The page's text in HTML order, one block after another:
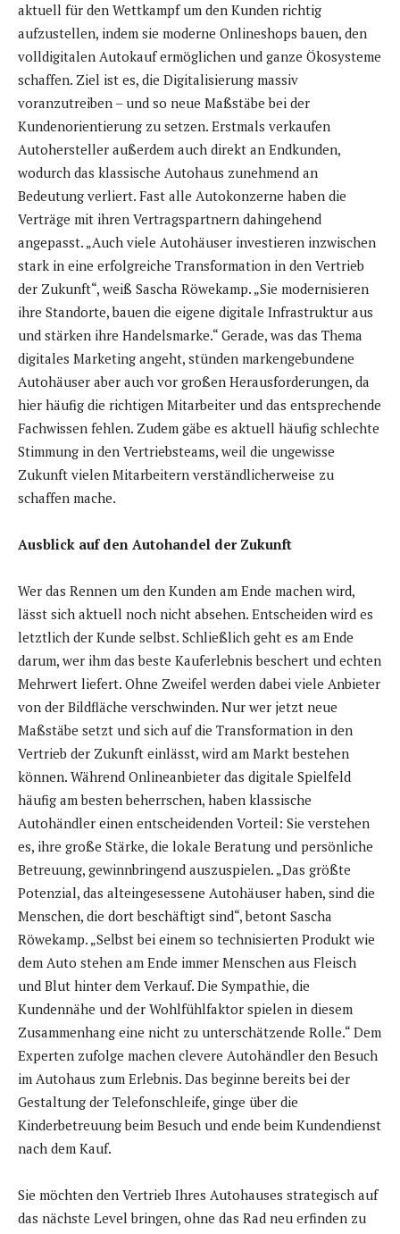
aktuell für den Wettkampf um den Kunden richtig
aufzustellen, indem sie moderne Onlineshops bauen, den
volldigitalen Autokauf ermöglichen und ganze Ökosysteme
schaffen. Ziel ist es, die Digitalisierung massiv
voranzutreiben – und so neue Maßstäbe bei der
Kundenorientierung zu setzen. Erstmals verkaufen
Autohersteller außerdem auch direkt an Endkunden,
wodurch das klassische Autohaus zunehmend an
Bedeutung verliert. Fast alle Autokonzerne haben die
Verträge mit ihren Vertragspartnern dahingehend
angepasst. „Auch viele Autohäuser investieren inzwischen
stark in eine erfolgreiche Transformation in den Vertrieb
der Zukunft“, weiß Sascha Röwekamp. „Sie modernisieren
ihre Standorte, bauen die eigene digitale Infrastruktur aus
und stärken ihre Handelsmarke.“ Gerade, was das Thema
digitales Marketing angeht, stünden markengebundene
Autohäuser aber auch vor großen Herausforderungen, da
hier häufig die richtigen Mitarbeiter und das entsprechende
Fachwissen fehlen. Zudem gäbe es aktuell häufig schlechte
Stimmung in den Vertriebsteams, weil die ungewisse
Zukunft vielen Mitarbeitern verständlicherweise zu
schaffen mache.
Ausblick auf den Autohandel der Zukunft
Wer das Rennen um den Kunden am Ende machen wird,
lässt sich aktuell noch nicht absehen. Entscheiden wird es
letztlich der Kunde selbst. Schließlich geht es am Ende
darum, wer ihm das beste Kauferlebnis beschert und echten
Mehrwert liefert. Ohne Zweifel werden dabei viele Anbieter
von der Bildfläche verschwinden. Nur wer jetzt neue
Maßstäbe setzt und sich auf die Transformation in den
Vertrieb der Zukunft einlässt, wird am Markt bestehen
können. Während Onlineanbieter das digitale Spielfeld
häufig am besten beherrschen, haben klassische
Autohändler einen entscheidenden Vorteil: Sie verstehen
es, ihre große Stärke, die lokale Beratung und persönliche
Betreuung, gewinnbringend auszuspielen. „Das größte
Potenzial, das alteingesessene Autohäuser haben, sind die
Menschen, die dort beschäftigt sind“, betont Sascha
Röwekamp. „Selbst bei einem so technisierten Produkt wie
dem Auto stehen am Ende immer Menschen aus Fleisch
und Blut hinter dem Verkauf. Die Sympathie, die
Kundennähe und der Wohlfühlfaktor spielen in diesem
Zusammenhang eine nicht zu unterschätzende Rolle.“ Dem
Experten zufolge machen clevere Autohändler den Besuch
im Autohaus zum Erlebnis. Das beginne bereits bei der
Gestaltung der Telefonschleife, ginge über die
Kinderbetreuung beim Besuch und ende beim Kundendienst
nach dem Kauf.
Sie möchten den Vertrieb Ihres Autohauses strategisch auf
das nächste Level bringen, ohne das Rad neu erfinden zu